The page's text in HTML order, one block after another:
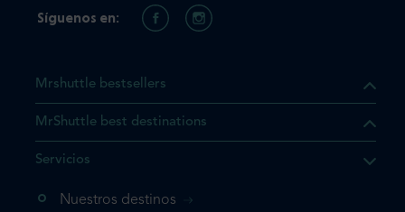
el producto que busca ya
vaya directamente a su
Mrshuttle bestsellers
MrShuttle best destinations
Servicios
Nuestros destinos
Síguenos en: